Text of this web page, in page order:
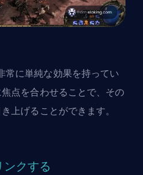
に単純な効果を持ってい
点を合わせることで、その
上げることができます。
クする